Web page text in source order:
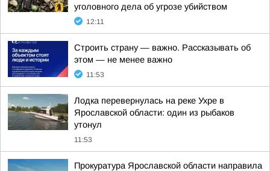
уголовного дела об угрозе убийством
12:11
Строить страну — важно. Рассказывать об
этом — не менее важно
11:53
Лодка перевернулась на реке Ухре в
Ярославской области: один из рыбаков
утонул
11:53
Прокуратура Ярославской области направила